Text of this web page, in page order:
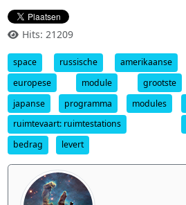
Hits: 21209
space russische amerikaanse
europese
module grootste
japanse
programma modules
ruimtevaart: ruimtestations
bedrag
levert